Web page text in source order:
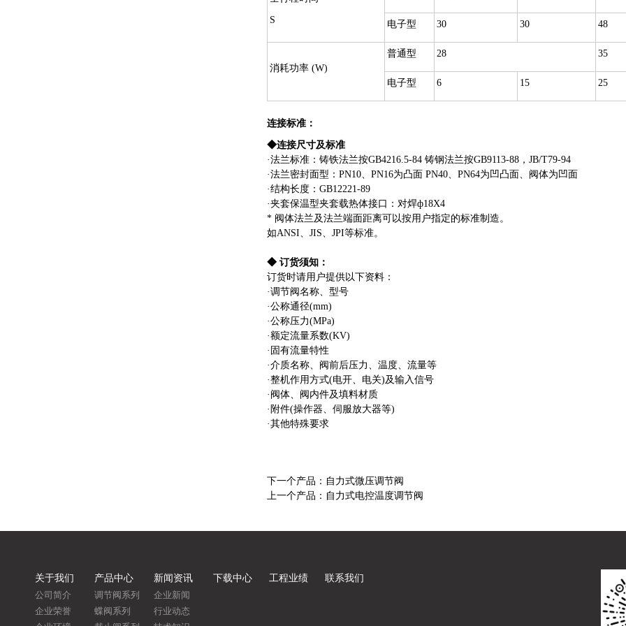
S 电子型 30 30 48
消耗功率 (W)
普通型 28 35
电子型 6 15 25
连接标准：
◆连接尺寸及标准
·法兰标准：铸铁法兰按GB4216.5-84 铸钢法兰按GB9113-88，JB/T79-94
·法兰密封面型：PN10、PN16为凸面 PN40、PN64为凹凸面、阀体为凹面
·结构长度：GB12221-89
·夹套保温型夹套载热体接口：对焊ф18X4
* 阀体法兰及法兰端面距离可以按用户指定的标准制造。
如ANSI、JIS、JPI等标准。
◆ 订货须知：
订货时请用户提供以下资料：
·调节阀名称、型号
·公称通径(mm)
·公称压力(MPa)
·额定流量系数(KV)
·固有流量特性
·介质名称、阀前后压力、温度、流量等
·整机作用方式(电开、电关)及输入信号
·阀体、阀内件及填料材质
·附件(操作器、伺服放大器等)
·其他特殊要求
下一个产品： 自力式微压调节阀
上一个产品： 自力式电控温度调节阀
关于我们
公司简介
企业荣誉
产品中心
调节阀系列
蝶阀系列
新闻资讯
企业新闻
行业动态
下载中心 工程业绩 联系我们